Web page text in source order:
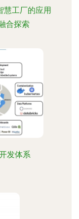
慧工厂的应用
合探索
发体系